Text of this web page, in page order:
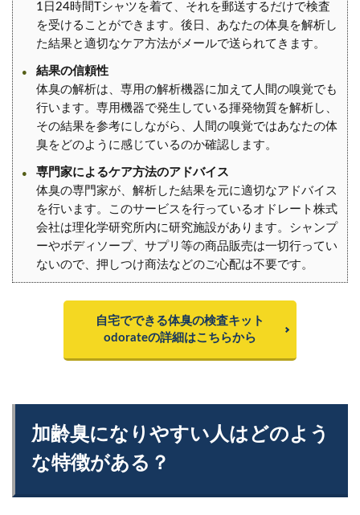
1日24時間Tシャツを着て、それを郵送するだけで検査
を受けることができます。後日、あなたの体臭を解析し
た結果と適切なケア方法がメールで送られてきます。
結果の信頼性
体臭の解析は、専用の解析機器に加えて人間の嗅覚でも
行います。専用機器で発生している揮発物質を解析し、
その結果を参考にしながら、人間の嗅覚ではあなたの体
臭をどのように感じているのか確認します。
専門家によるケア方法のアドバイス
体臭の専門家が、解析した結果を元に適切なアドバイス
を行います。このサービスを行っているオドレート株式
会社は理化学研究所内に研究施設があります。シャンプ
ーやボディソープ、サプリ等の商品販売は一切行ってい
ないので、押しつけ商法などのご心配は不要です。
自宅でできる体臭の検査キット
odorateの詳細はこちらから
加齢臭になりやすい人はどのよう
な特徴がある？